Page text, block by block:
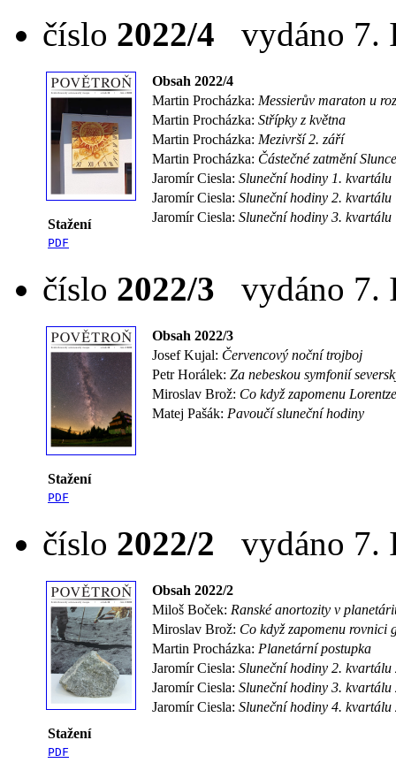
číslo 2022/4 vydáno 7.
Stažení
PDF
Obsah 2022/4
Martin Procházka: Messierův maraton u
Martin Procházka: Střípky z května
Martin Procházka: Mezivrší 2. září
Martin Procházka: Částečné zatmění Slunce
Jaromír Ciesla: Sluneční hodiny 1. kvartálu
Jaromír Ciesla: Sluneční hodiny 2. kvartálu
Jaromír Ciesla: Sluneční hodiny 3. kvartálu
číslo 2022/3 vydáno 7.
Stažení
PDF
Obsah 2022/3
Josef Kujal: Červencový noční trojboj
Petr Horálek: Za nebeskou symfonií
Miroslav Brož: Co když zapomenu
Matej Pašák: Pavoučí sluneční hodiny
číslo 2022/2 vydáno 7.
Stažení
PDF
Obsah 2022/2
Miloš Boček: Ranské anortozity v
Miroslav Brož: Co když zapomenu rovnici
Martin Procházka: Planetární postupka
Jaromír Ciesla: Sluneční hodiny 2. kvartálu
Jaromír Ciesla: Sluneční hodiny 3. kvartálu
Jaromír Ciesla: Sluneční hodiny 4. kvartálu